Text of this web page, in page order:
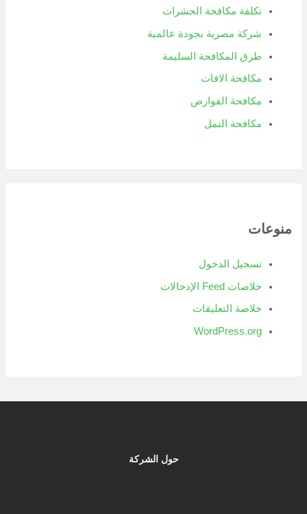
تكلفة مكافحة الحشرات
شركة مصرية بجودة عالمية
طرق المكافحة السليمة
مكافحة الافات
مكافحة القوارض
مكافحة النمل
منوعات
تسجيل الدخول
خلاصات Feed الإدخالات
خلاصة التعليقات
WordPress.org
حول الشركة